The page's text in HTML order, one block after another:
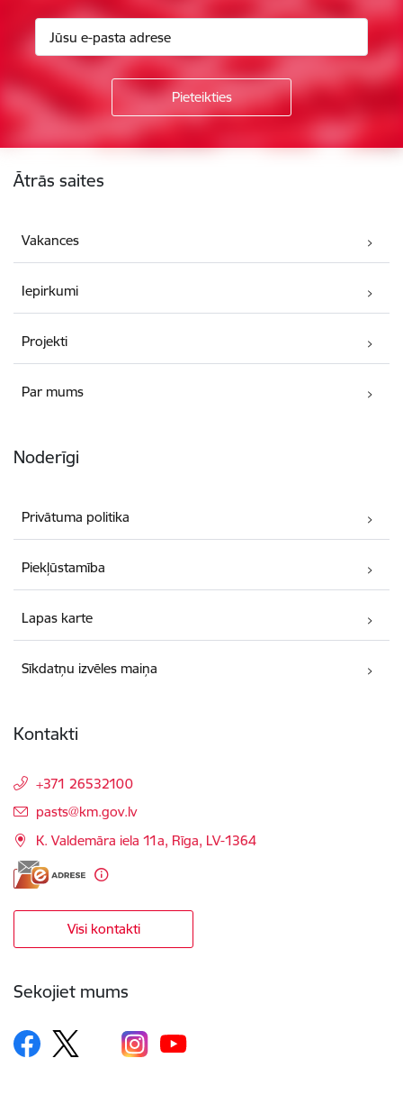
Ātrās saites
Vakances
Iepirkumi
Projekti
Par mums
Noderīgi
Privātuma politika
Piekļūstamība
Lapas karte
Sīkdatņu izvēles maiņa
Kontakti
+371 26532100
E-pasts:
pasts@km.gov.lv
K. Valdemāra iela 11a, Rīga, LV-1364
Visi kontakti
Sekojiet mums